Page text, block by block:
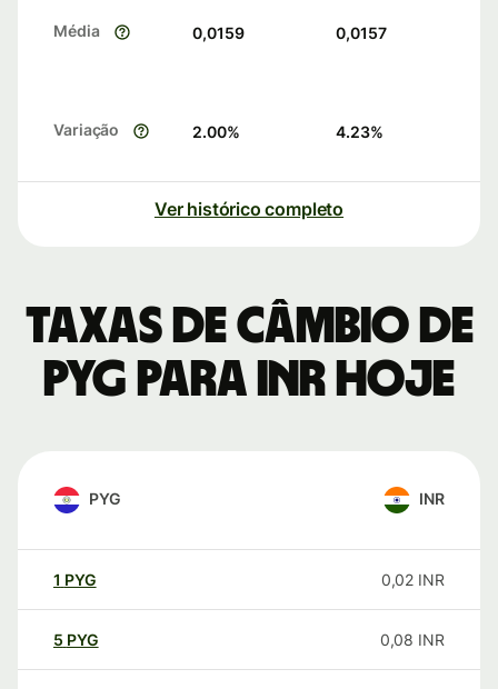
Média 0,0159 0,0157
Variação 2.00% 4.23%
Ver histórico completo
Taxas de câmbio de
PYG para INR hoje
PYG INR
1 PYG 0,02 INR
5 PYG 0,08 INR